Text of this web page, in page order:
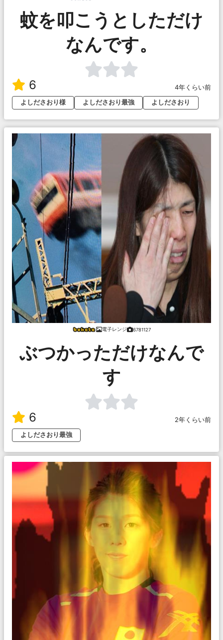
蚊を叩こうとしただけ
なんです。
6
4年くらい前
よしださおり様
よしださおり最強 よしださおり
電子レンジ 6781127
ぶつかっただけなんで
す
6
2年くらい前
よしださおり最強